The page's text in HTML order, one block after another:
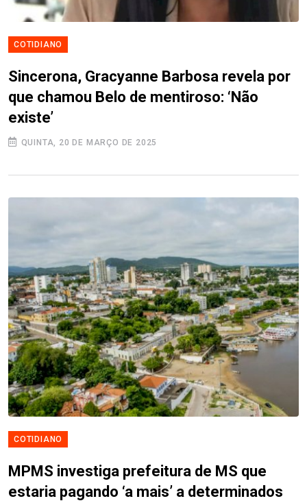
COTIDIANO
Sincerona, Gracyanne Barbosa revela por
que chamou Belo de mentiroso: ‘Não
existe’
QUINTA, 20 DE MARÇO DE 2025
COTIDIANO
MPMS investiga prefeitura de MS que
estaria pagando ‘a mais’ a determinados